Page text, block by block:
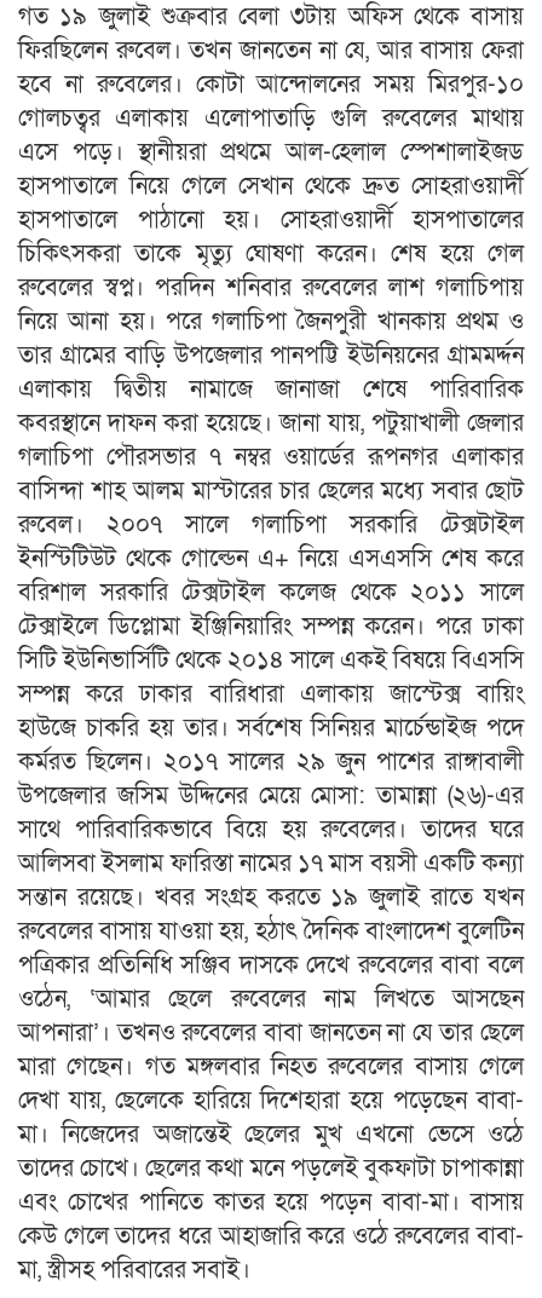
গত ১৯ জুলাই শুক্রবার বেলা ৩টায় অফিস থেকে বাসায়
ফিরছিলেন রুবেল। তখন জানতেন না যে, আর বাসায় ফেরা
হবে না রুবেলের। কোটা আন্দোলনের সময় মিরপুর-১০
গোলচত্বর এলাকায় এলোপাতাড়ি গুলি রুবেলের মাথায়
এসে পড়ে। স্থানীয়রা প্রথমে আল-হেলাল স্পেশালাইজড
হাসপাতালে নিয়ে গেলে সেখান থেকে দ্রুত সোহরাওয়ার্দী
হাসপাতালে পাঠানো হয়। সোহরাওয়ার্দী হাসপাতালের
চিকিৎসকরা তাকে মৃত্যু ঘোষণা করেন। শেষ হয়ে গেল
রুবেলের স্বপ্ন। পরদিন শনিবার রুবেলের লাশ গলাচিপায়
নিয়ে আনা হয়। পরে গলাচিপা জৈনপুরী খানকায় প্রথম ও
তার গ্রামের বাড়ি উপজেলার পানপট্টি ইউনিয়নের গ্রামমর্দ্দন
এলাকায় দ্বিতীয় নামাজে জানাজা শেষে পারিবারিক
কবরস্থানে দাফন করা হয়েছে। জানা যায়, পটুয়াখালী জেলার
গলাচিপা পৌরসভার ৭ নম্বর ওয়ার্ডের রূপনগর এলাকার
বাসিন্দা শাহ আলম মাস্টারের চার ছেলের মধ্যে সবার ছোট
রুবেল। ২০০৭ সালে গলাচিপা সরকারি টেক্সটাইল
ইনস্টিটিউট থেকে গোল্ডেন এ+ নিয়ে এসএসসি শেষ করে
বরিশাল সরকারি টেক্সটাইল কলেজ থেকে ২০১১ সালে
টেক্সাইলে ডিপ্লোমা ইঞ্জিনিয়ারিং সম্পন্ন করেন। পরে ঢাকা
সিটি ইউনিভার্সিটি থেকে ২০১৪ সালে একই বিষয়ে বিএসসি
সম্পন্ন করে ঢাকার বারিধারা এলাকায় জাস্টেক্স বায়িং
হাউজে চাকরি হয় তার। সর্বশেষ সিনিয়র মার্চেন্ডাইজ পদে
কর্মরত ছিলেন। ২০১৭ সালের ২৯ জুন পাশের রাঙ্গাবালী
উপজেলার জসিম উদ্দিনের মেয়ে মোসা: তামান্না (২৬)-এর
সাথে পারিবারিকভাবে বিয়ে হয় রুবেলের। তাদের ঘরে
আলিসবা ইসলাম ফারিস্তা নামের ১৭ মাস বয়সী একটি কন্যা
সন্তান রয়েছে। খবর সংগ্রহ করতে ১৯ জুলাই রাতে যখন
রুবেলের বাসায় যাওয়া হয়, হঠাৎ দৈনিক বাংলাদেশ বুলেটিন
পত্রিকার প্রতিনিধি সঞ্জিব দাসকে দেখে রুবেলের বাবা বলে
ওঠেন, ‘আমার ছেলে রুবেলের নাম লিখতে আসছেন
আপনারা’। তখনও রুবেলের বাবা জানতেন না যে তার ছেলে
মারা গেছেন। গত মঙ্গলবার নিহত রুবেলের বাসায় গেলে
দেখা যায়, ছেলেকে হারিয়ে দিশেহারা হয়ে পড়েছেন বাবা-
মা। নিজেদের অজান্তেই ছেলের মুখ এখনো ভেসে ওঠে
তাদের চোখে। ছেলের কথা মনে পড়লেই বুকফাটা চাপাকান্না
এবং চোখের পানিতে কাতর হয়ে পড়েন বাবা-মা। বাসায়
কেউ গেলে তাদের ধরে আহাজারি করে ওঠে রুবেলের বাবা-
মা, স্ত্রীসহ পরিবারের সবাই।